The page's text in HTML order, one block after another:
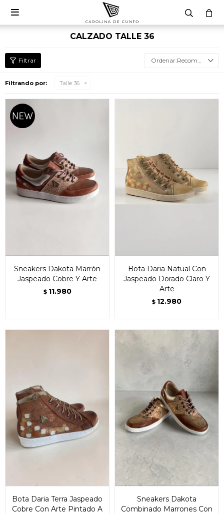

CALZADO TALLE 36
Recomendados
Filtrando por: Talle 36
Sneakers Dakota Marrón
Jaspeado Cobre Y Arte
$ 11.980
Bota Daria Natual Con
Jaspeado Dorado Claro Y
Arte
$ 12.980
Bota Daria Terra Jaspeado
Cobre Con Arte Pintado A
Sneakers Dakota
Combinado Marrones Con